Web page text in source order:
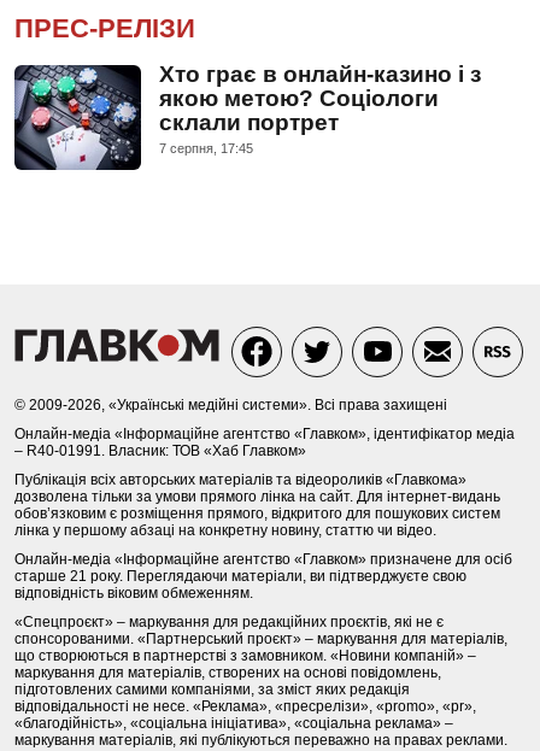
ПРЕС-РЕЛІЗИ
Хто грає в онлайн-казино і з
якою метою? Соціологи
склали портрет
7 серпня, 17:45
© 2009-2026, «Українські медійні системи». Всі права захищені
Онлайн-медіа «Інформаційне агентство «Главком», ідентифікатор медіа
– R40-01991. Власник: ТОВ «Хаб Главком»
Публікація всіх авторських матеріалів та відеороликів «Главкома»
дозволена тільки за умови прямого лінка на сайт. Для інтернет-видань
обов’язковим є розміщення прямого, відкритого для пошукових систем
лінка у першому абзаці на конкретну новину, статтю чи відео.
Онлайн-медіа «Інформаційне агентство «Главком» призначене для осіб
старше 21 року. Переглядаючи матеріали, ви підтверджуєте свою
відповідність віковим обмеженням.
«Спецпроєкт» – маркування для редакційних проєктів, які не є
спонсорованими. «Партнерський проєкт» – маркування для матеріалів,
що створюються в партнерстві з замовником. «Новини компаній» –
маркування для матеріалів, створених на основі повідомлень,
підготовлених самими компаніями, за зміст яких редакція
відповідальності не несе. «Реклама», «пресрелізи», «promo», «pr»,
«благодійність», «соціальна ініціатива», «соціальна реклама» –
маркування матеріалів, які публікуються переважно на правах реклами.